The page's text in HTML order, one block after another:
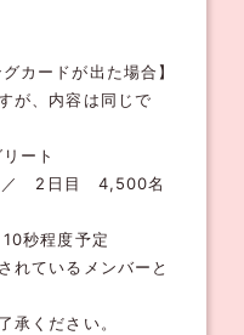
カードが出た場合】
が、内容は同じで
ート
／ 2日目 4,500名
秒程度予定
れているメンバーと
承ください。